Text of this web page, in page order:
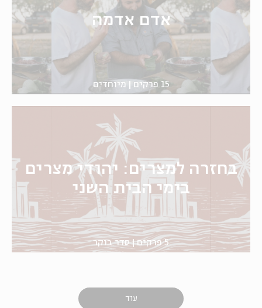
אדם אדמה
15 פרקים מיוחדים
בחזרה למצרים: יהודי מצרים
בימי הבית השני
5 פרקים סדר בוקר
עוד